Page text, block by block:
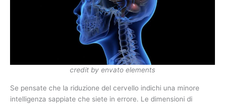
credit by envato elements
Se pensate che la riduzione del cervello indichi una minore
intelligenza sappiate che siete in errore. Le dimensioni di